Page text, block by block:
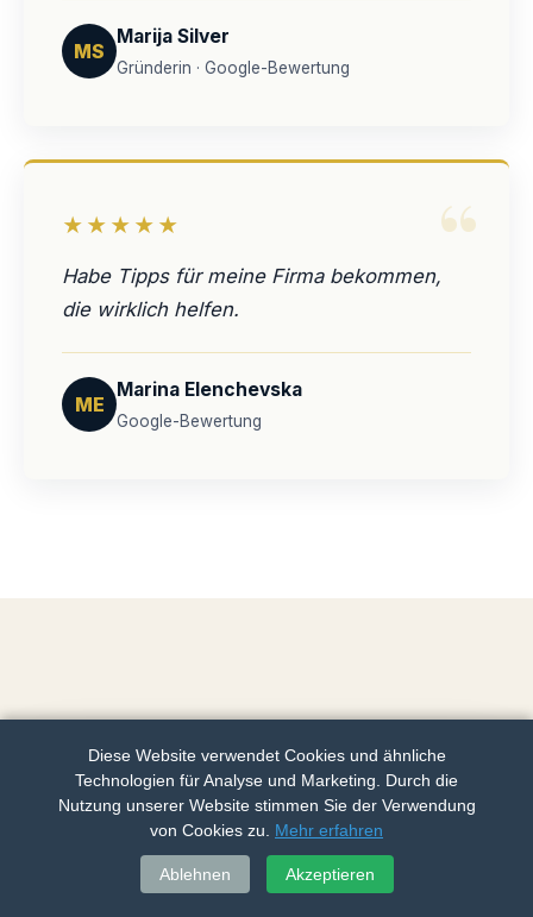
MS
Marija Silver
Gründerin · Google-Bewertung
“
★★★★★
Habe Tipps für meine Firma bekommen,
die wirklich helfen.
ME
Marina Elenchevska
Google-Bewertung
Anrufen WhatsApp
Diese Website verwendet Cookies und ähnliche
Technologien für Analyse und Marketing. Durch die
Nutzung unserer Website stimmen Sie der Verwendung
von Cookies zu.
Mehr erfahren
Ablehnen Akzeptieren